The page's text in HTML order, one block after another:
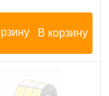
В корзину